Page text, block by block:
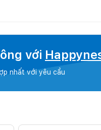
với
nhất với yêu cầu